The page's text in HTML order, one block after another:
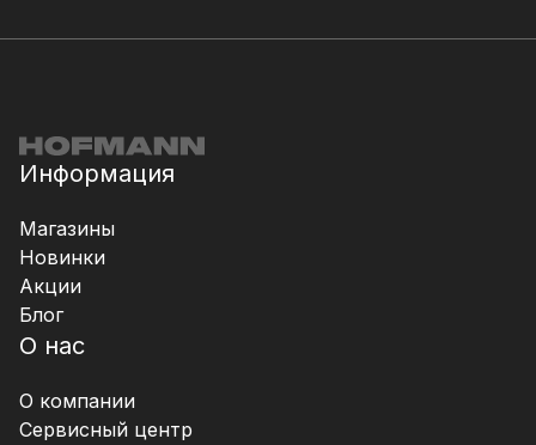
Информация
Магазины
Новинки
Акции
Блог
О нас
О компании
Сервисный центр